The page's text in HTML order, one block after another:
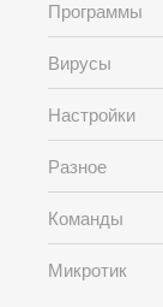
Программы
Вирусы
Настройки
Разное
Команды
Микротик